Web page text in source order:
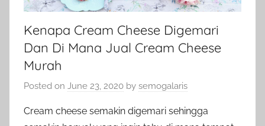
Kenapa Cream Cheese Digemari
Dan Di Mana Jual Cream Cheese
Murah
Posted on June 23, 2020 by semogalaris
Cream cheese semakin digemari sehingga